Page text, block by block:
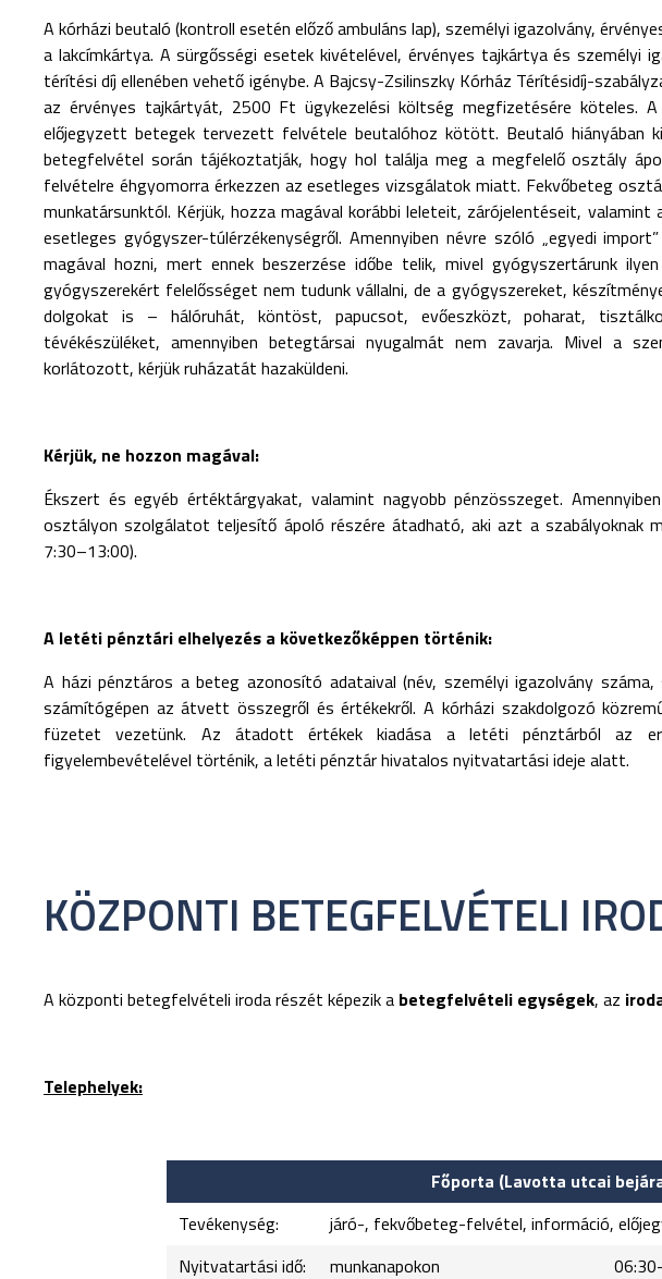
A kórházi beutaló (kontroll esetén előző ambuláns lap), személyi igazolvány,
a lakcímkártya. A sürgősségi esetek kivételével, érvényes tajkártya és személyi
térítési díj ellenében vehető igénybe. A Bajcsy-Zsilinszky Kórház Térítésidíj-
az érvényes tajkártyát, 2500 Ft ügykezelési költség megfizetésére köteles.
előjegyzett betegek tervezett felvétele beutalóhoz kötött. Beutaló hiányában
betegfelvétel során tájékoztatják, hogy hol találja meg a megfelelő osztály
felvételre éhgyomorra érkezzen az esetleges vizsgálatok miatt. Fekvőbeteg
munkatársunktól. Kérjük, hozza magával korábbi leleteit, zárójelentéseit,
esetleges gyógyszer-túlérzékenységről. Amennyiben névre szóló „egyedi
magával hozni, mert ennek beszerzése időbe telik, mivel gyógyszertárunk
gyógyszerekért felelősséget nem tudunk vállalni, de a gyógyszereket,
dolgokat is – hálóruhát, köntöst, papucsot, evőeszközt, poharat,
tévékészüléket, amennyiben betegtársai nyugalmát nem zavarja. Mivel a
korlátozott, kérjük ruházatát hazaküldeni.
Kérjük, ne hozzon magával:
Ékszert és egyéb értéktárgyakat, valamint nagyobb pénzösszeget.
osztályon szolgálatot teljesítő ápoló részére átadható, aki azt a szabályoknak
7:30–13:00).
A letéti pénztári elhelyezés a következőképpen történik:
A házi pénztáros a beteg azonosító adataival (név, személyi igazolvány
számítógépen az átvett összegről és értékekről. A kórházi szakdolgozó
füzetet vezetünk. Az átadott értékek kiadása a letéti pénztárból az
figyelembevételével történik, a letéti pénztár hivatalos nyitvatartási ideje alatt.
KÖZPONTI BETEGFELVÉTELI
A központi betegfelvételi iroda részét képezik a betegfelvételi egységek, az
Telephelyek:
Főporta (Lavotta utcai
Tevékenység:
járó-, fekvőbeteg-felvétel, információ,
Nyitvatartási idő:
munkanapokon